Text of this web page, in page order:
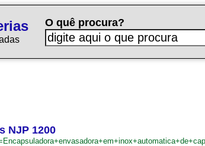
O quê procura?
NJP 1200